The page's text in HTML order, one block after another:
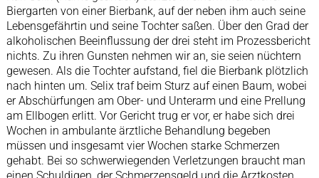
Biergarten von einer Bierbank, auf der neben ihm auch seine
Lebensgefährtin und seine Tochter saßen. Über den Grad der
alkoholischen Beeinflussung der drei steht im Prozessbericht
nichts. Zu ihren Gunsten nehmen wir an, sie seien nüchtern
gewesen. Als die Tochter aufstand, fiel die Bierbank plötzlich
nach hinten um. Selix traf beim Sturz auf einen Baum, wobei
er Abschürfungen am Ober- und Unterarm und eine Prellung
am Ellbogen erlitt. Vor Gericht trug er vor, er habe sich drei
Wochen in ambulante ärztliche Behandlung begeben
müssen und insgesamt vier Wochen starke Schmerzen
gehabt. Bei so schwerwiegenden Verletzungen braucht man